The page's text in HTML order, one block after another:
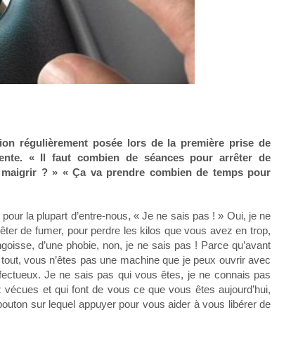
régulièrement posée lors de la première prise de
« Il faut combien de séances pour arrêter de
? » « Ça va prendre combien de temps pour
la plupart d’entre-nous, « Je ne sais pas ! » Oui, je ne
de fumer, pour perdre les kilos que vous avez en trop,
d’une phobie, non, je ne sais pas ! Parce qu’avant
vous n’êtes pas une machine que je peux ouvrir avec
Je ne sais pas qui vous êtes, je ne connais pas
et qui font de vous ce que vous êtes aujourd’hui,
sur lequel appuyer pour vous aider à vous libérer de